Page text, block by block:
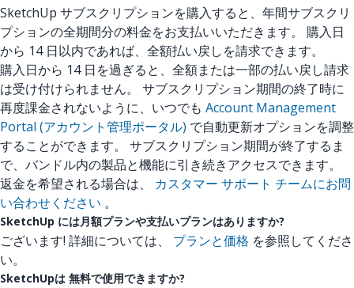
SketchUp サブスクリプションを購入すると、年間サブスクリ
プションの全期間分の料金をお支払いいただきます。 購入日
から 14 日以内であれば、全額払い戻しを請求できます。
購入日から 14 日を過ぎると、全額または一部の払い戻し請求
は受け付けられません。 サブスクリプション期間の終了時に
再度課金されないように、いつでも Account Management
Portal (アカウント管理ポータル) で自動更新オプションを調整
することができます。 サブスクリプション期間が終了するま
で、バンドル内の製品と機能に引き続きアクセスできます。
返金を希望される場合は、 カスタマー サポート チームにお問
い合わせください 。
SketchUp には月額プランや支払いプランはありますか?
ございます! 詳細については、 プランと価格 を参照してくださ
い。
SketchUpは 無料で使用できますか?